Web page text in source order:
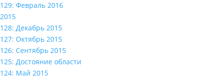
129: Февраль 2016
2015
128: Декабрь 2015
127: Октябрь 2015
126: Сентябрь 2015
125: Достояние области
124: Май 2015